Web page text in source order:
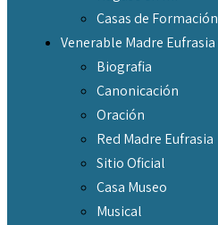
Casas de Formación
Venerable Madre Eufrasia
Biografia
Canonicación
Oración
Red Madre Eufrasia
Sitio Oficial
Casa Museo
Musical